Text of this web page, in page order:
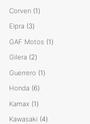
Corven 11
Elpra 33
productos
GAF Motos 11
Gilera 22
productos
Guerrero 11
Honda 66
productos
Kamax 11
producto
Kawasaki 44